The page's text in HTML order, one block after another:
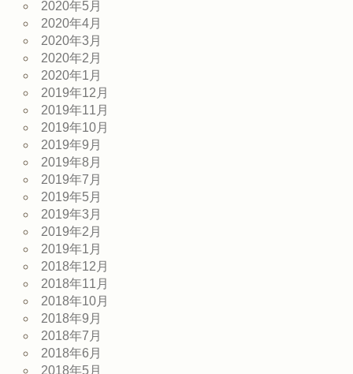
2020年5月
2020年4月
2020年3月
2020年2月
2020年1月
2019年12月
2019年11月
2019年10月
2019年9月
2019年8月
2019年7月
2019年5月
2019年3月
2019年2月
2019年1月
2018年12月
2018年11月
2018年10月
2018年9月
2018年7月
2018年6月
2018年5月